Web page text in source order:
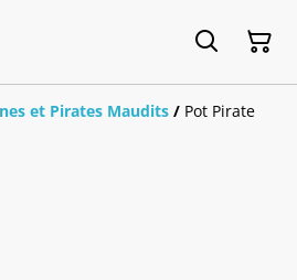
et Pirates Maudits / Pot Pirate